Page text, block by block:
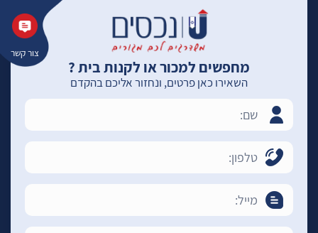
צור קשר
מחפשים למכור או לקנות בית ?
השאירו כאן פרטים, ונחזור אליכם בהקדם